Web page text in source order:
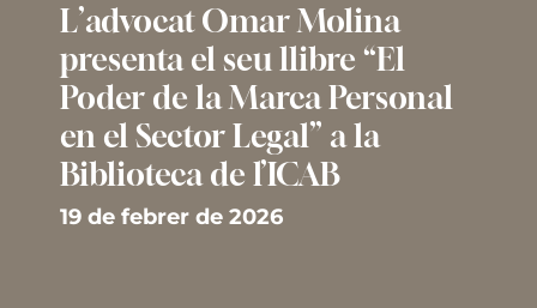
L’advocat Omar Molina
presenta el seu llibre “El
Poder de la Marca Personal
en el Sector Legal” a la
Biblioteca de l’ICAB
19 de febrer de 2026